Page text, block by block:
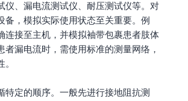
仪、漏电流测试仪、耐压测试仪等。对
备，模拟实际使用状态至关重要。例
连接至主机，并模拟袖带包裹患者肢体
者漏电流时，需使用标准的测量网络，
特定的顺序。一般先进行接地阻抗测